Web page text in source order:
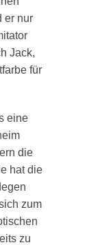
er nur
Jack,
für
eine
die
hat die
zum
zu